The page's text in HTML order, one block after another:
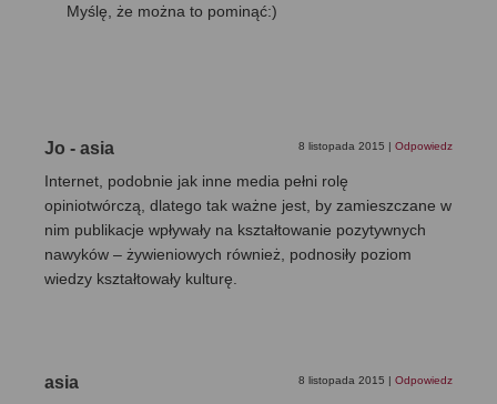
Myślę, że można to pominąć:)
Jo - asia 8 listopada 2015 | Odpowiedz
Internet, podobnie jak inne media pełni rolę
opiniotwórczą, dlatego tak ważne jest, by zamieszczane w
nim publikacje wpływały na kształtowanie pozytywnych
nawyków – żywieniowych również, podnosiły poziom
wiedzy kształtowały kulturę.
asia 8 listopada 2015 | Odpowiedz